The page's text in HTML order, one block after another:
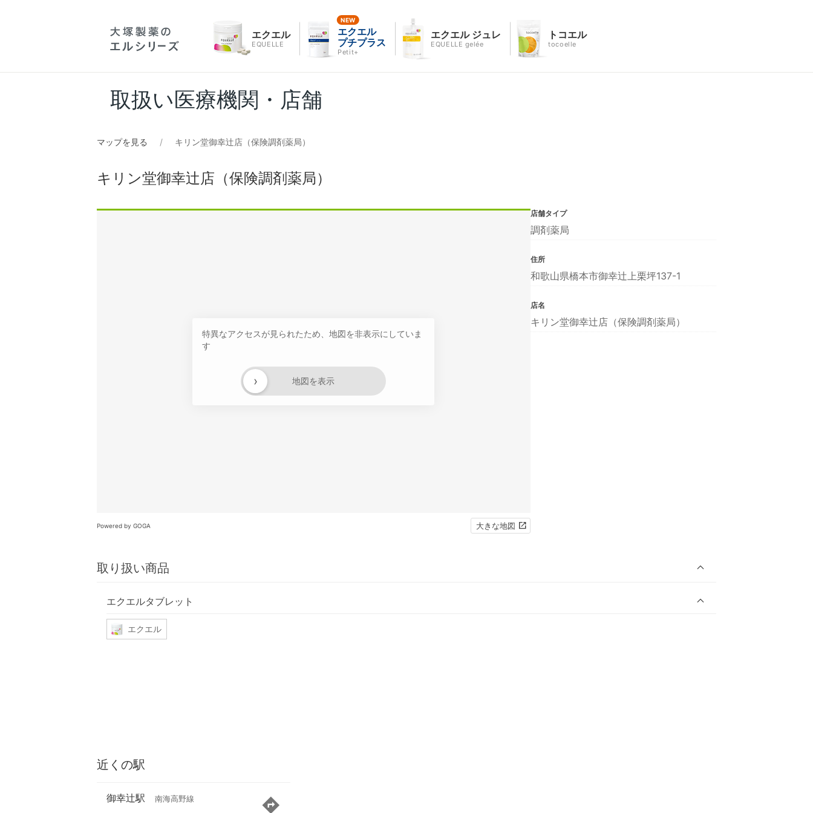
エクエル
EQUELLE
エクエル
プチプラス
Petit+
エクエル ジュレ
EQUELLE gelée
トコエル
tocoelle
取扱い医療機関・店舗
マップを見る キリン堂御幸辻店（保険調剤薬局）
キリン堂御幸辻店（保険調剤薬局）
特異なアクセスが見られたため、地図を非表示にしていま
す
地図を表示
›
Powered by GOGA 大きな地図
取り扱い商品
エクエルタブレット
エクエル
店舗タイプ
調剤薬局
住所
和歌山県橋本市御幸辻上栗坪137-1
店名
キリン堂御幸辻店（保険調剤薬局）
近くの駅
御幸辻駅 南海高野線